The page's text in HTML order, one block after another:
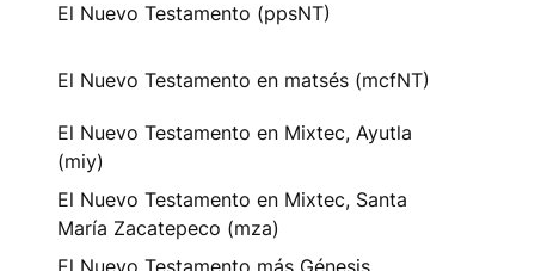
El Nuevo Testamento (ppsNT)
El Nuevo Testamento en matsés (mcfNT)
El Nuevo Testamento en Mixtec, Ayutla
(miy)
El Nuevo Testamento en Mixtec, Santa
María Zacatepeco (mza)
El Nuevo Testamento más Génesis